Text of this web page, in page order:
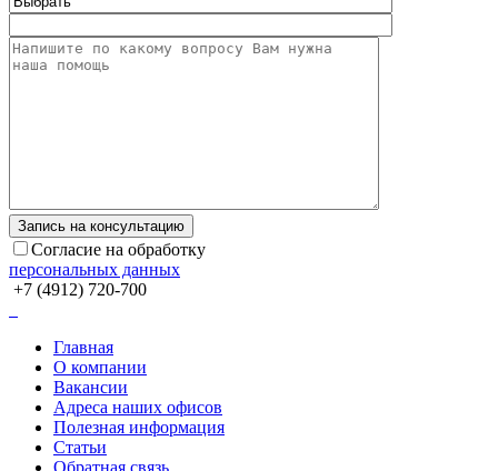
Согласие на обработку
персональных данных
+7 (4912) 720-700
Главная
О компании
Вакансии
Адреса наших офисов
Полезная информация
Статьи
Обратная связь